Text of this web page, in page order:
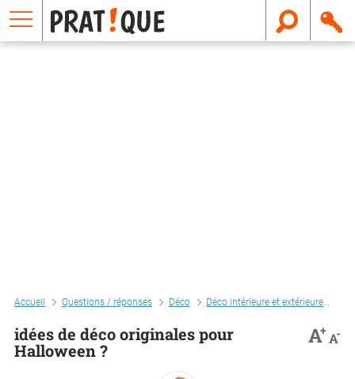
Accueil Questions / réponses Déco Déco intérieure et extérieure
idées de déco originales pour
Halloween ?
A+A-
E
m
a